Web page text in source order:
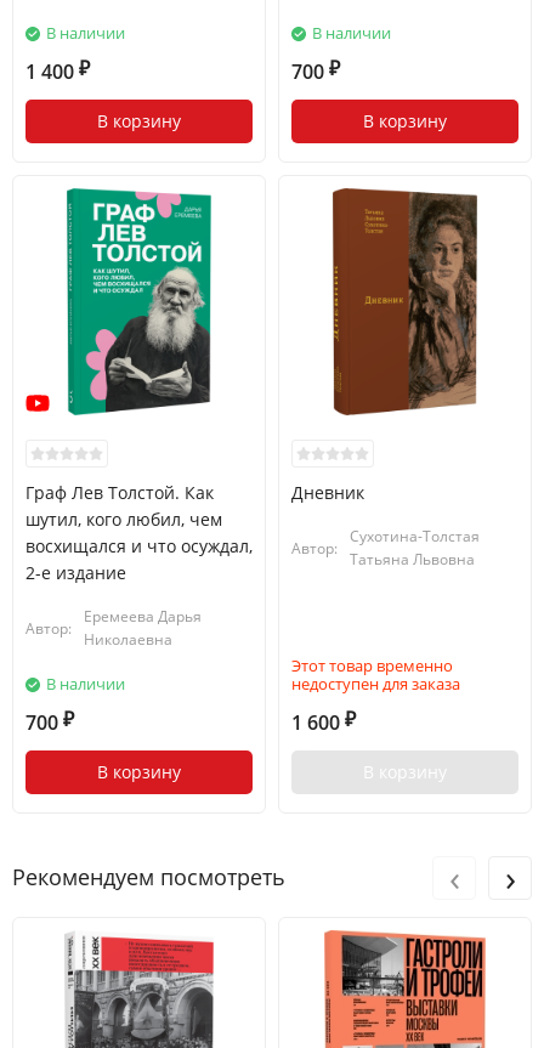
В наличии
1 400 ₽
В корзину
В наличии
700 ₽
В корзину
Граф Лев Толстой. Как
шутил, кого любил, чем
восхищался и что осуждал,
2-е издание
Автор:
Еремеева Дарья
Николаевна
В наличии
700 ₽
В корзину
Дневник
Автор:
Сухотина-Толстая
Татьяна Львовна
Этот товар временно
недоступен для заказа
1 600 ₽
В корзину
Рекомендуем посмотреть ‹ ›